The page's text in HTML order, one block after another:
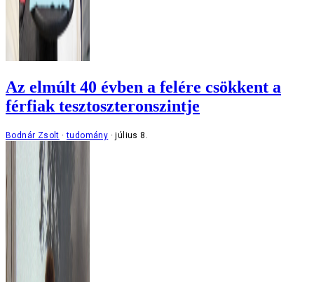
Az elmúlt 40 évben a felére csökkent a
férfiak tesztoszteronszintje
Bodnár Zsolt tudomány július 8.